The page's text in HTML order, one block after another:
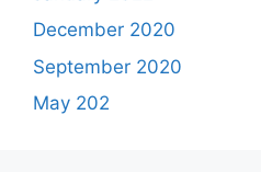
December 2020
September 2020
May 202